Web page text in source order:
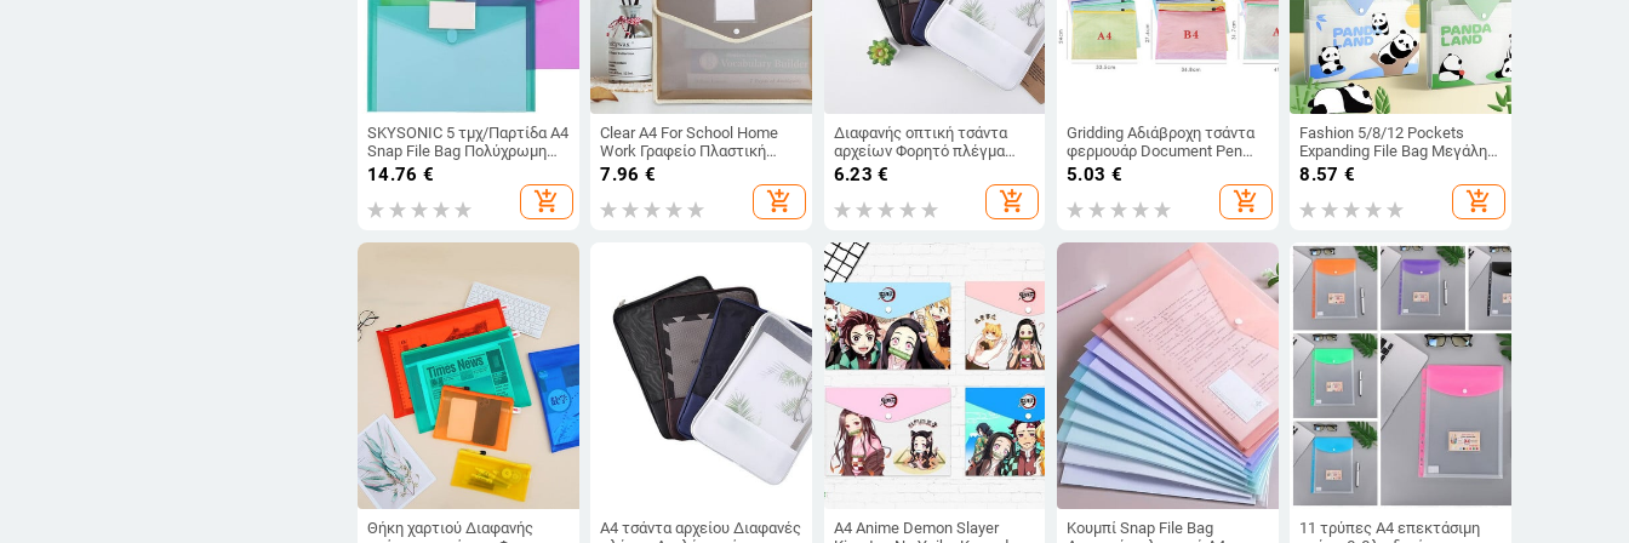
SKYSONIC 5 τμχ/Παρτίδα A4
Snap File Bag Πολύχρωμη
πλαστική λίμα PP
Πληροφορίες γραφείου
Τσάντα Bill Storage Organizer
14.76 €
add_shopping_cart
Clear A4 For School Home
Work Γραφείο Πλαστική
Αποθήκευση Θήκες
γραφικής ύλης Αρχεία
Φάκελοι Φάκελοι Organizers
7.96 €
add_shopping_cart
Διαφανής οπτική τσάντα
αρχείων Φορητό πλέγμα
αποθήκευσης
επιχειρησιακών εγγράφων
Φερμουάρ Τσέπη Ατζέντα
Εργαλεία Αξεσουάρ
6.23 €
add_shopping_cart
Gridding Αδιάβροχη τσάντα
φερμουάρ Document Pen
Filing Products Φάκελος
τσέπης Είδη γραφείου και
σχολικά
5.03 €
add_shopping_cart
Fashion 5/8/12 Pockets
Expanding File Bag Μεγάλης
χωρητικότητας Classified
Portfolio Cartoon Panda PP
A4 File Folder School Office
8.57 €
add_shopping_cart
Θήκη χαρτιού Διαφανής
Α4 τσάντα αρχείου Διαφανές
A4 Anime Demon Slayer
Κουμπί Snap File Bag
11 τρύπες Α4 επεκτάσιμη